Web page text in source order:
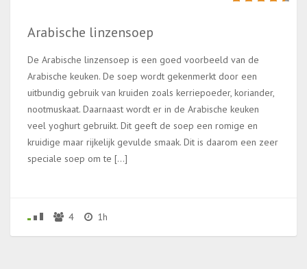
Arabische linzensoep
De Arabische linzensoep is een goed voorbeeld van de
Arabische keuken. De soep wordt gekenmerkt door een
uitbundig gebruik van kruiden zoals kerriepoeder, koriander,
nootmuskaat. Daarnaast wordt er in de Arabische keuken
veel yoghurt gebruikt. Dit geeft de soep een romige en
kruidige maar rijkelijk gevulde smaak. Dit is daarom een zeer
speciale soep om te […]
4 1h